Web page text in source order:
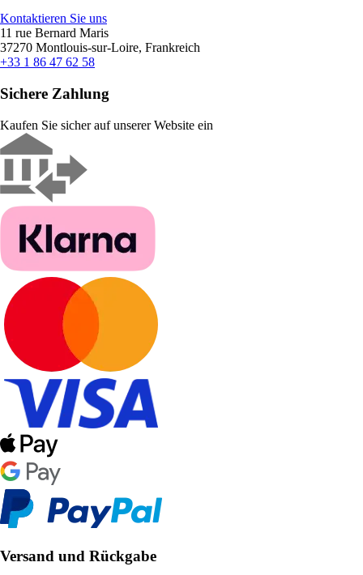
Kontaktieren Sie uns
11 rue Bernard Maris
37270 Montlouis-sur-Loire, Frankreich
+33 1 86 47 62 58
Sichere Zahlung
Kaufen Sie sicher auf unserer Website ein
Versand und Rückgabe